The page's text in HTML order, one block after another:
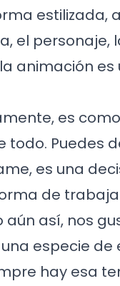
estilizada,
el personaje,
animación
es
todo. Puedes
es una
de
aún así, nos
especie
hay esa